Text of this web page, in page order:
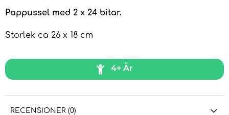
Pappussel med 2 x 24 bitar.
Storlek ca 26 x 18 cm
4+ År
RECENSIONER (0)